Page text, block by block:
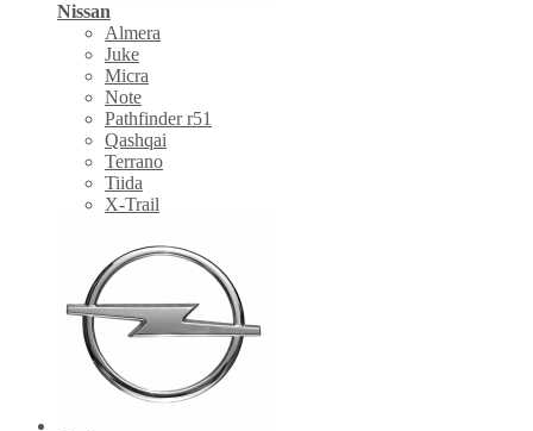
Nissan
Almera
Juke
Micra
Note
Pathfinder r51
Qashqai
Terrano
Tiida
X-Trail